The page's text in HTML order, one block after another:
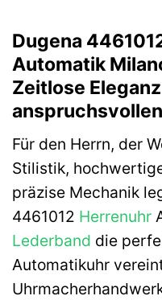
Dugena
Automatik
Zeitlose
Für den Herrn, der
Stilistik,
präzise Mechanik
4461012 Herrenuhr
Lederband die
Automatikuhr